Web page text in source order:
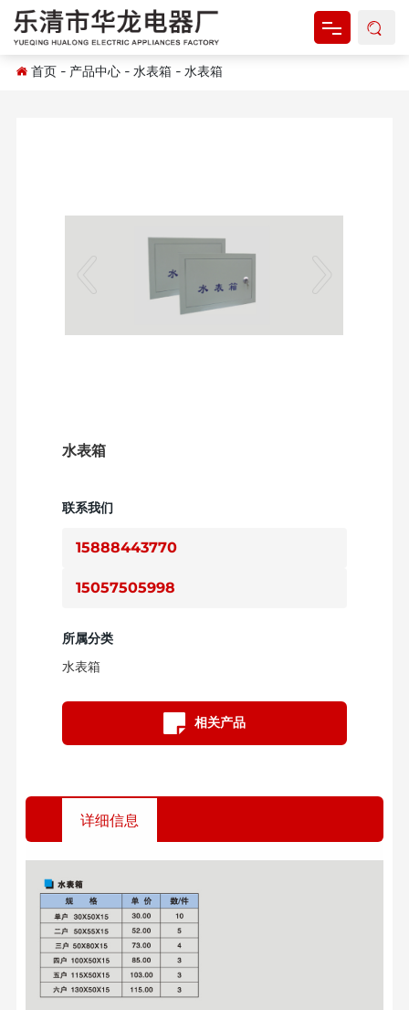
网站首页
新闻资讯
首页 - 产品中心 - 水表箱 - 水表箱
水表箱
联系我们
15888443770
15057505998
所属分类
水表箱
相关产品
详细信息